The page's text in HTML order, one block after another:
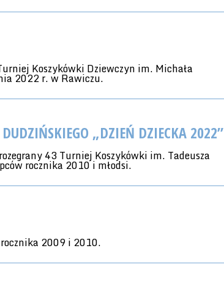
Koszykówki Dziewczyn im. Michała
2022 r. w Rawiczu.
„DZIEŃ DZIECKA 2022”
43 Turniej Koszykówki im. Tadeusza
rocznika 2010 i młodsi.
2009 i 2010.